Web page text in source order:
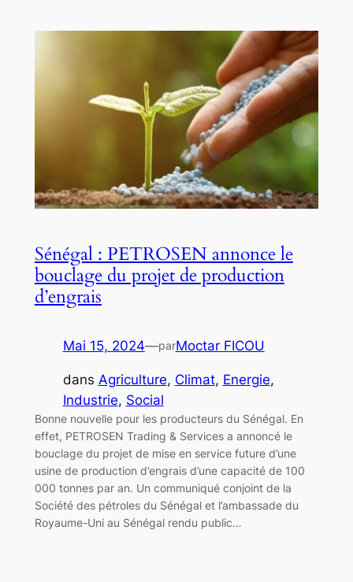
Sénégal : PETROSEN annonce le
bouclage du projet de production
d’engrais
Mai 15, 2024—parMoctar FICOU
dans Agriculture, Climat, Energie
Industrie, Social
Bonne nouvelle pour les producteurs du Sénégal. En
effet, PETROSEN Trading & Services a annoncé le
bouclage du projet de mise en service future d’une
usine de production d’engrais d’une capacité de 100
000 tonnes par an. Un communiqué conjoint de la
Société des pétroles du Sénégal et l’ambassade du
Royaume-Uni au Sénégal rendu public…